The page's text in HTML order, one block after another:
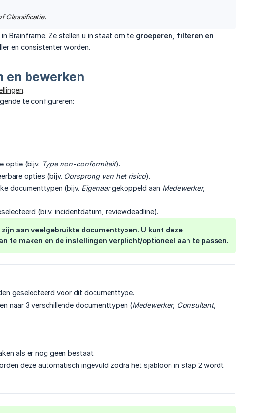
Classificatie.
Brainframe. Ze stellen u in staat om te groeperen, filteren en
en consistenter worden.
en bewerken
.
te configureren:
optie (bijv. Type non-conformiteit).
opties (bijv. Oorsprong van het risico).
documenttypen (bijv. Eigenaargekoppeld aan Medewerker,
(bijv. incidentdatum, reviewdeadline).
aan veelgebruikte documenttypen. U kunt deze
te maken en de instellingen verplicht/optioneel aan te passen.
geselecteerd voor dit documenttype.
naar 3 verschillende documenttypen (Medewerker, Consultant,
als er nog geen bestaat.
deze automatisch ingevuld zodra het sjabloon in stap 2 wordt